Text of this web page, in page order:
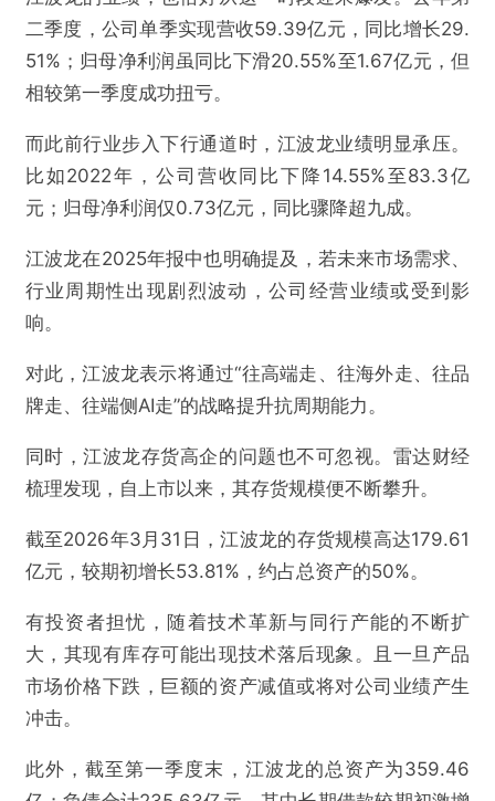
二季度，公司单季实现营收59.39亿元，同比增长29.
51%；归母净利润虽同比下滑20.55%至1.67亿元，但
相较第一季度成功扭亏。
而此前行业步入下行通道时，江波龙业绩明显承压。
比如2022年，公司营收同比下降14.55%至83.3亿
元；归母净利润仅0.73亿元，同比骤降超九成。
江波龙在2025年报中也明确提及，若未来市场需求、
行业周期性出现剧烈波动，公司经营业绩或受到影
响。
对此，江波龙表示将通过“往高端走、往海外走、往品
牌走、往端侧AI走”的战略提升抗周期能力。
同时，江波龙存货高企的问题也不可忽视。雷达财经
梳理发现，自上市以来，其存货规模便不断攀升。
截至2026年3月31日，江波龙的存货规模高达179.61
亿元，较期初增长53.81%，约占总资产的50%。
有投资者担忧，随着技术革新与同行产能的不断扩
大，其现有库存可能出现技术落后现象。且一旦产品
市场价格下跌，巨额的资产减值或将对公司业绩产生
冲击。
此外，截至第一季度末，江波龙的总资产为359.46